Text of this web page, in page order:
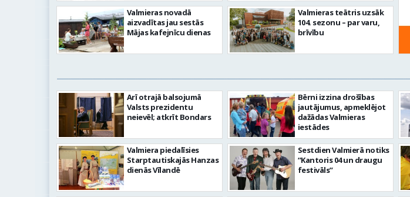
Valmieras novadā
aizvadītas jau sestās
Mājas kafejnīcu dienas
Valmieras teātris uzsāk
104. sezonu – par varu,
brīvību
Arī otrajā balsojumā
Valsts prezidentu
neievēl; atkrīt Bondars
Valmiera piedalīsies
Starptautiskajās Hanzas
dienās Vīlandē
Bērni izzina drošības
jautājumus, apmeklējot
dažādas Valmieras
iestādes
Sestdien Valmierā notiks
“Kantoris 04 un draugu
festivāls”